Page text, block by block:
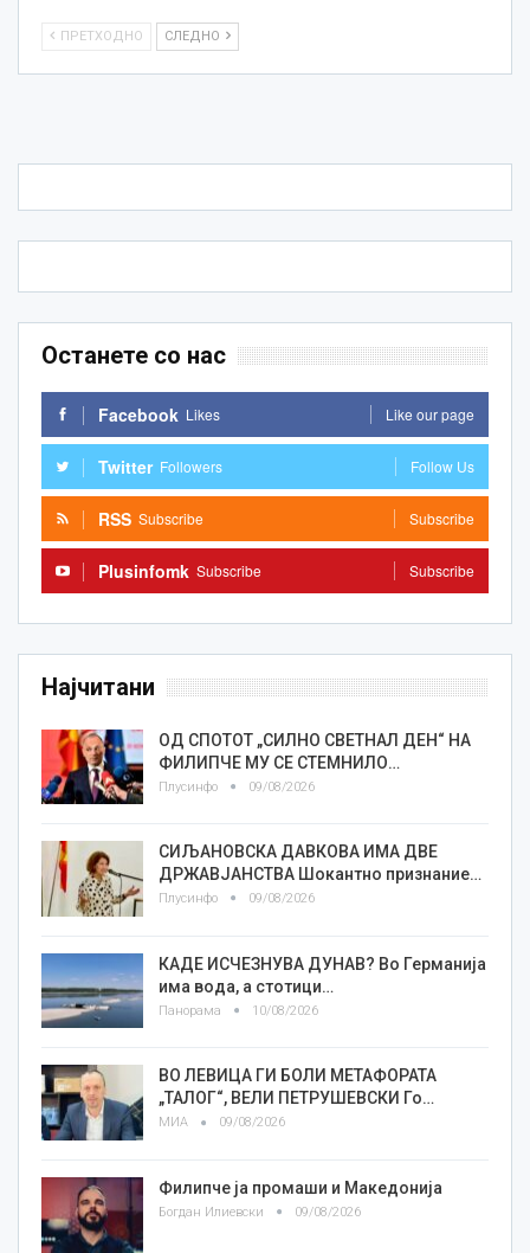
ПРЕТХОДНО СЛЕДНО
Останете со нас
Facebook Likes Like our page
Twitter Followers Follow Us
RSS Subscribe Subscribe
Plusinfomk Subscribe Subscribe
Најчитани
ОД СПОТОТ „СИЛНО СВЕТНАЛ ДЕН“ НА
ФИЛИПЧЕ МУ СЕ СТЕМНИЛО…
Плусинфо 09/08/2026
СИЉАНОВСКА ДАВКОВА ИМА ДВЕ
ДРЖАВЈАНСТВА Шокантно признание…
Плусинфо 09/08/2026
КАДЕ ИСЧЕЗНУВА ДУНАВ? Во Германија
има вода, а стотици…
Панорама 10/08/2026
ВО ЛЕВИЦА ГИ БОЛИ МЕТАФОРАТА
„ТАЛОГ“, ВЕЛИ ПЕТРУШЕВСКИ Го…
МИА 09/08/2026
Филипче ја промаши и Македонија
Богдан Илиевски 09/08/2026